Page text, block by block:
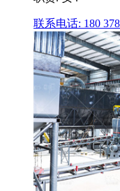
联系电话: 180